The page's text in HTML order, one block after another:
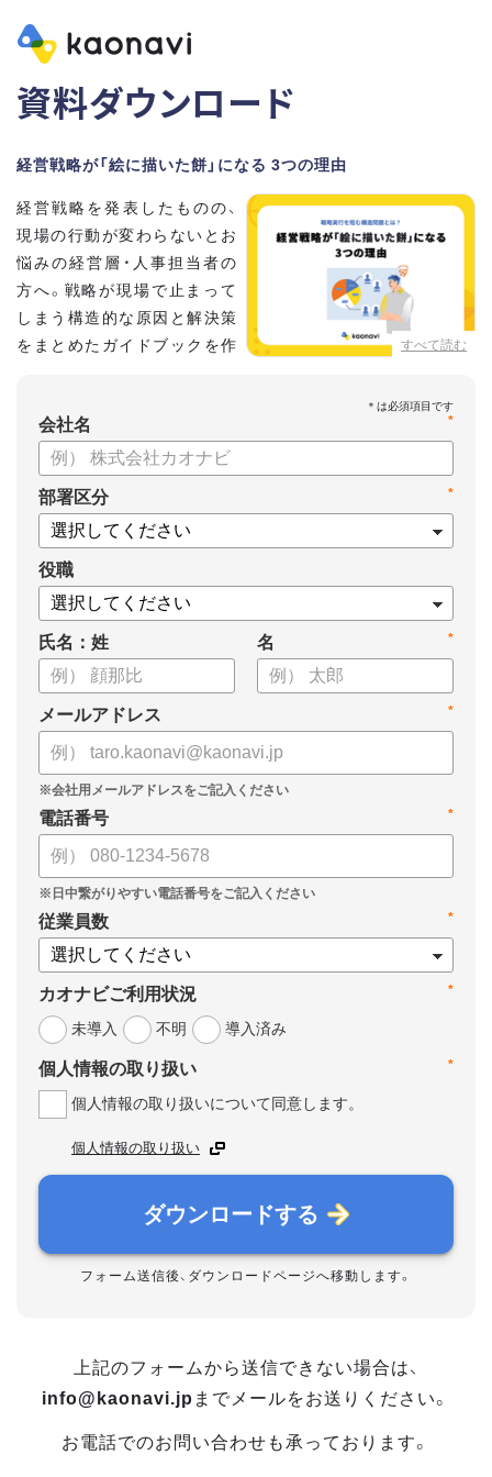
資料ダウンロード
経営戦略が「絵に描いた餅」になる 3つの理由
すべて読む
経営戦略を発表したものの、
現場の行動が変わらないとお
悩みの経営層・人事担当者の
方へ。戦略が現場で止まって
しまう構造的な原因と解決策
をまとめたガイドブックを作
本資料では、自律的に戦略を実行できる組織づくりのステップ
と、タレントマネジメントの視点から具体的なアプローチをお
届けします 。
【資料の内容】
・経営戦略が「絵に描いた餅」になる3つの理由
・人材の見える化や評価制度連動など、実務対応のポイント
・カオナビを活用した組織マネジメントの底上げ
*
会社名
*
部署区分
役職
氏名：姓 *
名
*
メールアドレス
*
電話番号
*
従業員数
*
カオナビご利用状況
未導入
不明 導入済み
*
個人情報の取り扱い
個人情報の取り扱いについて同意します。
個人情報の取り扱い
ダウンロードする
フォーム送信後、ダウンロードページへ移動します。
上記のフォームから送信できない場合は、
info@kaonavi.jp までメールをお送りください。
お電話でのお問い合わせも承っております。